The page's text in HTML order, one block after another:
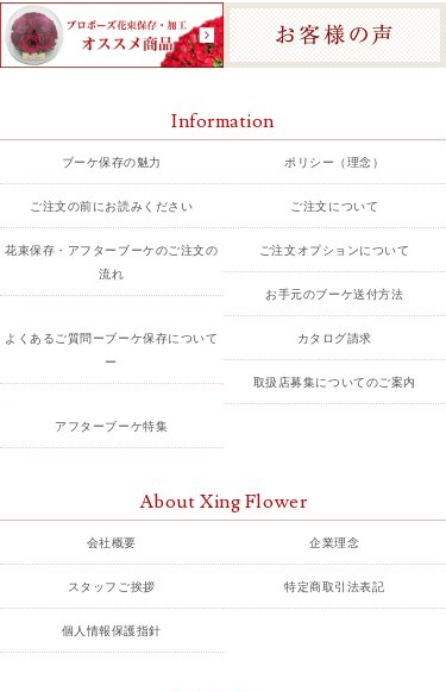
Information
ブーケ保存の魅力 ポリシー（理念）
ご注文の前にお読みください ご注文について
花束保存・アフターブーケのご注文の
流れ
ご注文オプションについて
お手元のブーケ送付方法
よくあるご質問ーブーケ保存について
ー
カタログ請求
取扱店募集についてのご案内
アフターブーケ特集
About Xing Flower
会社概要 企業理念
スタッフご挨拶 特定商取引法表記
個人情報保護指針